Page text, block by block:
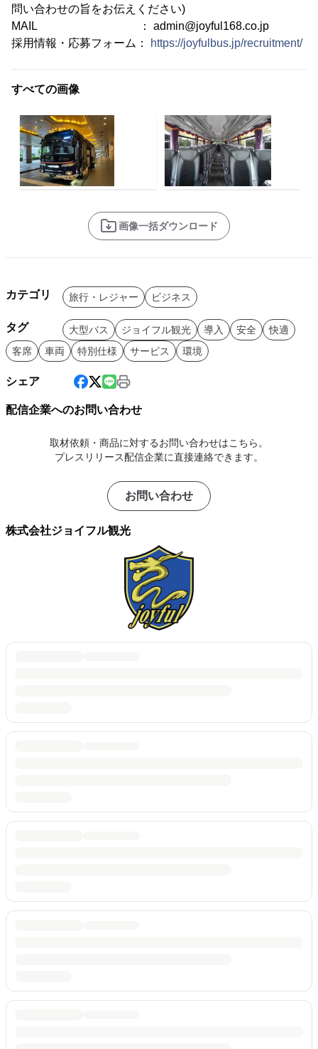
問い合わせの旨をお伝えください)
MAIL ： admin@joyful168.co.jp
採用情報・応募フォーム：
https://joyfulbus.jp/recruitment/
すべての画像
画像一括ダウンロード
カテゴリ 旅行・レジャー ビジネス
タグ 大型バス ジョイフル観光 導入 安全
快適
客席
車両 特別仕様 サービス 環境
シェア
配信企業へのお問い合わせ
取材依頼・商品に対するお問い合わせはこちら。
プレスリリース配信企業に直接連絡できます。
お問い合わせ
株式会社ジョイフル観光